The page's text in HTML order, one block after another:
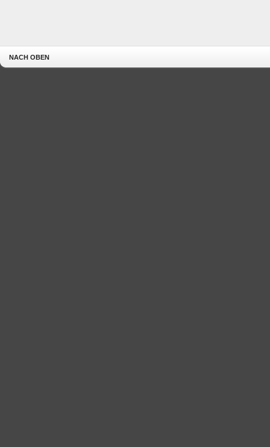
NACH OBEN